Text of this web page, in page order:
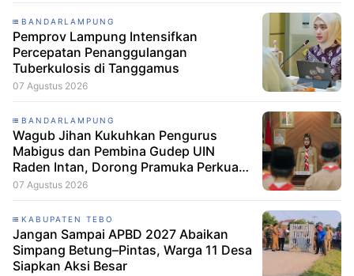
BANDARLAMPUNG
Pemprov Lampung Intensifkan
Percepatan Penanggulangan
Tuberkulosis di Tanggamus
07 Agustus 2026
BANDARLAMPUNG
Wagub Jihan Kukuhkan Pengurus
Mabigus dan Pembina Gudep UIN
Raden Intan, Dorong Pramuka Perkuat
Karakter Generasi Muda
07 Agustus 2026
KABUPATEN TEBO
Jangan Sampai APBD 2027 Abaikan
Simpang Betung–Pintas, Warga 11 Desa
Siapkan Aksi Besar